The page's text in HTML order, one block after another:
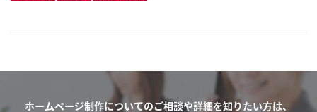
ホームページ制作についてのご相談や詳細を知りたい方は、